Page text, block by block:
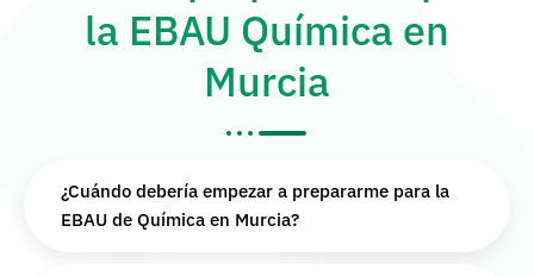
la EBAU Química en
Murcia
¿Cuándo debería empezar a prepararme para la
EBAU de Química en Murcia?